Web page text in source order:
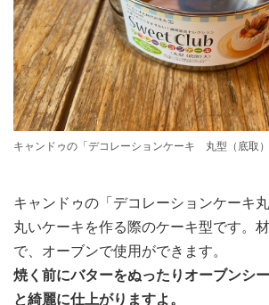
キャンドゥの「デコレーションケーキ 丸型（底取）
キャンドゥの「デコレーションケーキ
丸いケーキを作る際のケーキ型です。
で、オーブンで使用ができます。
焼く前にバターをぬったりオーブンシ
と綺麗に仕上がりますよ。